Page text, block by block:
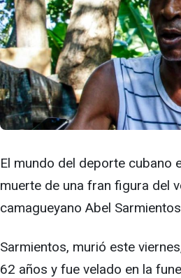
El mundo del deporte cubano
muerte de una fran figura del
camagueyano Abel
Sarmientos, murió este
62 años y fue velado en la